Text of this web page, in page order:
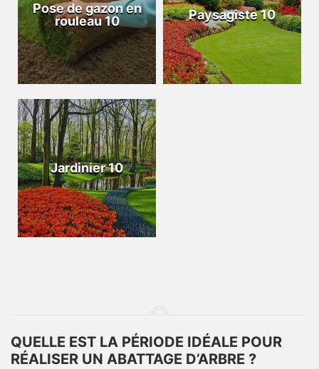
Pose de gazon en
rouleau 10
Paysagiste 10
Jardinier 10
QUELLE EST LA PÉRIODE IDÉALE POUR
RÉALISER UN ABATTAGE D’ARBRE ?